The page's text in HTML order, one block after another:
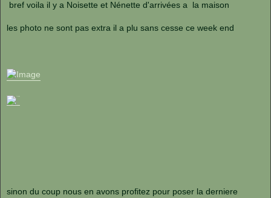
bref voila il y a Noisette et Nénette d'arrivées a la maison
les photo ne sont pas extra il a plu sans cesse ce week end
sinon du coup nous en avons profitez pour poser la derniere